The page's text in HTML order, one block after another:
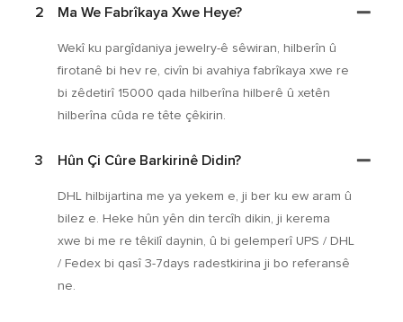
2 Ma We Fabrîkaya Xwe Heye?
Wekî ku pargîdaniya jewelry-ê sêwiran, hilberîn û
firotanê bi hev re, civîn bi avahiya fabrîkaya xwe re
bi zêdetirî 15000 qada hilberîna hilberê û xetên
hilberîna cûda re tête çêkirin.
3 Hûn Çi Cûre Barkirinê Didin?
DHL hilbijartina me ya yekem e, ji ber ku ew aram û
bilez e. Heke hûn yên din tercîh dikin, ji kerema
xwe bi me re têkilî daynin, û bi gelemperî UPS / DHL
/ Fedex bi qasî 3-7days radestkirina ji bo referansê
ne.